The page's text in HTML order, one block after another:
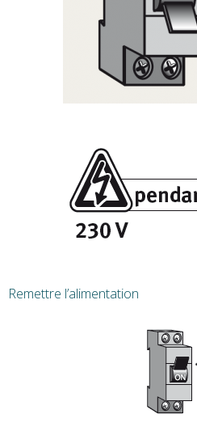
Remettre l’alimentation